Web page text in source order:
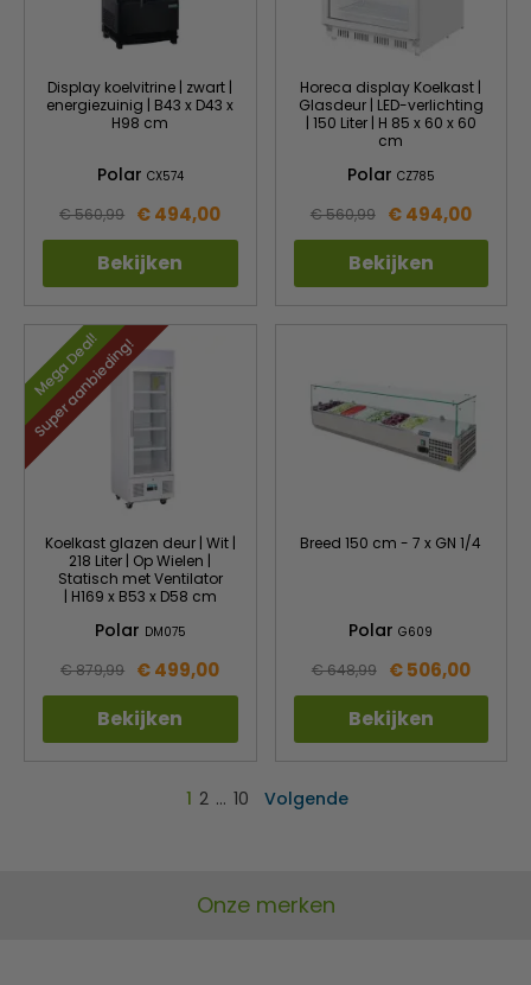
Display koelvitrine | zwart |
energiezuinig | B43 x D43 x
H98 cm
Polar CX574
€ 560,99 € 494,00
Bekijken
Horeca display Koelkast |
Glasdeur | LED-verlichting
| 150 Liter | H 85 x 60 x 60
cm
Polar CZ785
€ 560,99 € 494,00
Bekijken
Mega Deal!
Super aanbieding!
Koelkast glazen deur | Wit |
218 Liter | Op Wielen |
Statisch met Ventilator
| H169 x B53 x D58 cm
Polar DM075
€ 879,99 € 499,00
Bekijken
Breed 150 cm - 7 x GN 1/4
PolarG609
€ 648,99 € 506,00
Bekijken
1 2 … 10 Volgende
Onze merken